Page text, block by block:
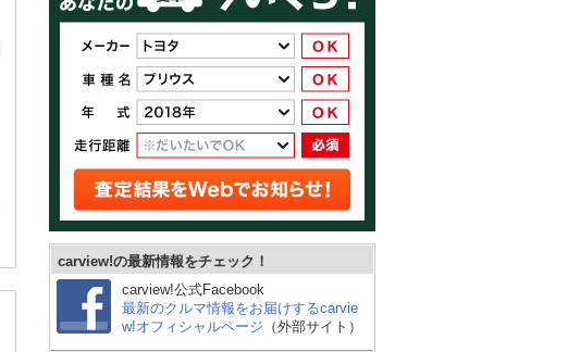
carview!の最新情報をチェック！
carview!公式Facebook
最新のクルマ情報をお届けするcarvie
w!オフィシャルページ （外部サイト）